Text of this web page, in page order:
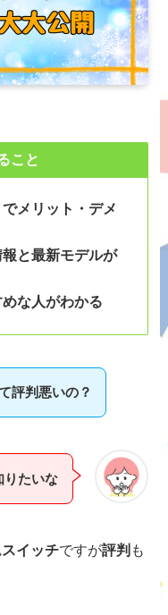
こと
メリット・デメ
報と最新モデルが
な人がわかる
評判悪いの？
りたいな
スイッチですが評判 も